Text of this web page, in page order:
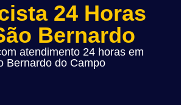
24 Horas
Bernardo
atendimento 24 horas em
Bernardo do Campo